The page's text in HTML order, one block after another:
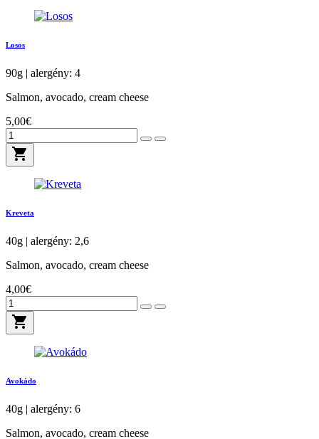
Losos
90g | alergény: 4
Salmon, avocado, cream cheese
5,00€
shopping_cart
Kreveta
40g | alergény: 2,6
Salmon, avocado, cream cheese
4,00€
shopping_cart
Avokádo
40g | alergény: 6
Salmon, avocado, cream cheese